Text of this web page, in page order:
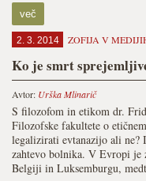
več
2. 3. 2014 ZOFIJA V
Ko je smrt
Avtor: Urška Mlinarič
S filozofom in etikom dr.
Filozofske fakultete o
legalizirati evtanazijo ali ne?
zahtevo bolnika. V Evropi je
Belgiji in Luksemburgu,